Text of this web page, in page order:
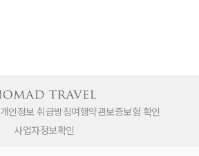
개인정보 취급방침여행약관보증보험 확인
사업자정보확인